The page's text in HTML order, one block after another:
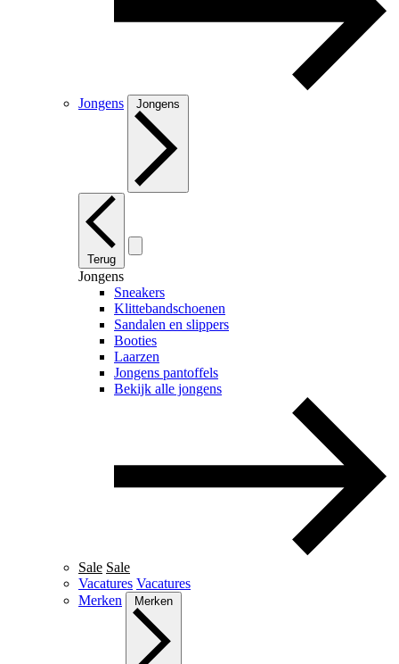
Jongens Jongens
Terug
Jongens
Sneakers
Klittebandschoenen
Sandalen en slippers
Booties
Laarzen
Jongens pantoffels
Bekijk alle jongens
Sale Sale
Vacatures Vacatures
Merken
Merken